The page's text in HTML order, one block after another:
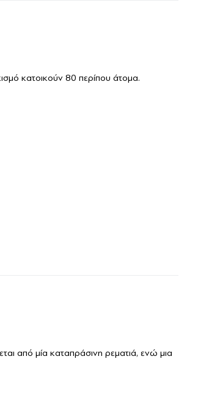
κατοικούν 80 περίπου άτομα.
από μία καταπράσινη ρεματιά, ενώ μια